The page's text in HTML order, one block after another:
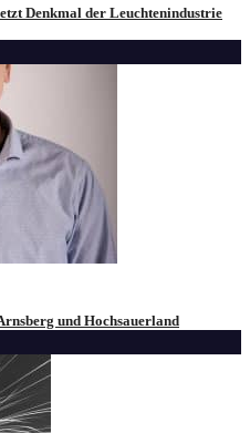
Denkmal der Leuchtenindustrie
und Hochsauerland